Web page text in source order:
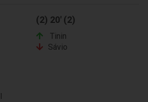
(2) 20' (2)
Tinin
Sávio